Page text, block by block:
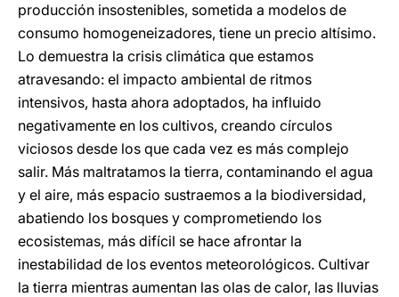
producción insostenibles, sometida a modelos de
consumo homogeneizadores, tiene un precio altísimo.
Lo demuestra la crisis climática que estamos
atravesando: el impacto ambiental de ritmos
intensivos, hasta ahora adoptados, ha influido
negativamente en los cultivos, creando círculos
viciosos desde los que cada vez es más complejo
salir. Más maltratamos la tierra, contaminando el agua
y el aire, más espacio sustraemos a la biodiversidad,
abatiendo los bosques y comprometiendo los
ecosistemas, más difícil se hace afrontar la
inestabilidad de los eventos meteorológicos. Cultivar
la tierra mientras aumentan las olas de calor, las lluvias